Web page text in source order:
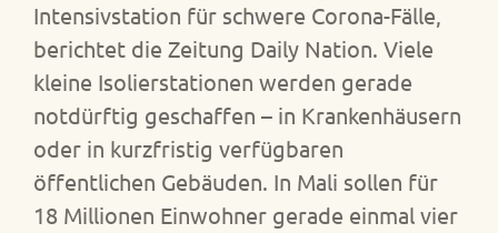
Intensivstation für schwere Corona-Fälle,
berichtet die Zeitung Daily Nation. Viele
kleine Isolierstationen werden gerade
notdürftig geschaffen – in Krankenhäusern
oder in kurzfristig verfügbaren
öffentlichen Gebäuden. In Mali sollen für
18 Millionen Einwohner gerade einmal vier